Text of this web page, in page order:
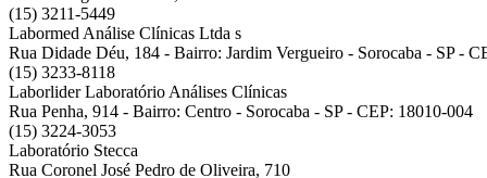
(15) 3211-5449
Labormed Análise Clínicas Ltda s
Rua Didade Déu, 184 - Bairro: Jardim Vergueiro - Sorocaba - SP -
(15) 3233-8118
Laborlider Laboratório Análises Clínicas
Rua Penha, 914 - Bairro: Centro - Sorocaba - SP - CEP: 18010-004
(15) 3224-3053
Laboratório Stecca
Rua Coronel José Pedro de Oliveira, 710